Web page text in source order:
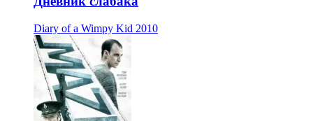
Diary of a Wimpy Kid 2010